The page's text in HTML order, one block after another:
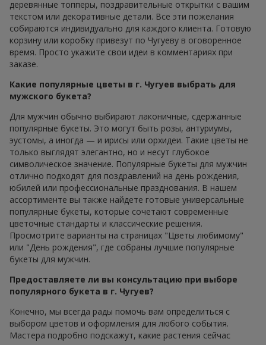
деревянные топперы, поздравительные открытки с вашим
текстом или декоративные детали. Все эти пожелания
собираются индивидуально для каждого клиента. Готовую
корзину или коробку привезут по Чугуеву в оговоренное
время. Просто укажите свои идеи в комментариях при
заказе.
Какие популярные цветы в г. Чугуев выбрать для
мужского букета?
Для мужчин обычно выбирают лаконичные, сдержанные
популярные букеты. Это могут быть розы, антуриумы,
эустомы, а иногда — и ирисы или орхидеи. Такие цветы не
только выглядят элегантно, но и несут глубокое
символическое значение. Популярные букеты для мужчин
отлично подходят для поздравлений на день рождения,
юбилей или профессиональные празднования. В нашем
ассортименте вы также найдете готовые универсальные
популярные букеты, которые сочетают современные
цветочные стандарты и классические решения.
Просмотрите варианты на страницах "Цветы любимому"
или "День рождения", где собраны лучшие популярные
букеты для мужчин.
Предоставляете ли вы консультацию при выборе
популярного букета в г. Чугуев?
Конечно, мы всегда рады помочь вам определиться с
выбором цветов и оформления для любого события.
Мастера подробно подскажут, какие растения сейчас